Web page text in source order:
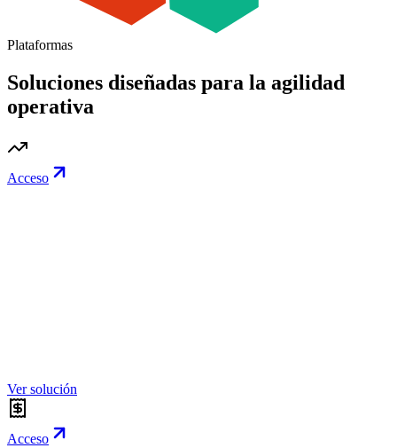
Plataformas
Soluciones diseñadas para la agilidad
operativa
Acceso
Ver solución
Acceso